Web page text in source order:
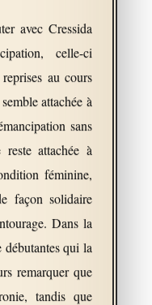
avec Cressida
celle-ci
au cours
attachée à
sans
attachée à
féminine,
façon solidaire
Dans la
qui la
remarquer que
tandis que